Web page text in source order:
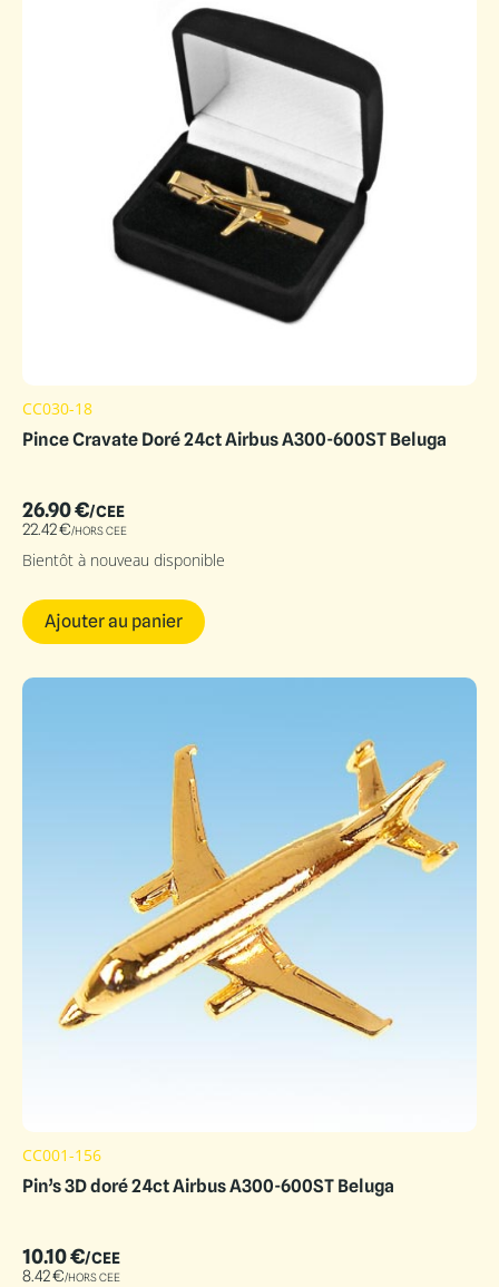
CC030-18
Pince Cravate Doré 24ct Airbus A300-600ST Beluga
26.90€/CEE
22.42€/HORS CEE
Bientôt à nouveau disponible
Ajouter au panier
CC001-156
Pin’s 3D doré 24ct Airbus A300-600ST Beluga
10.10€/CEE
8.42€/HORS CEE